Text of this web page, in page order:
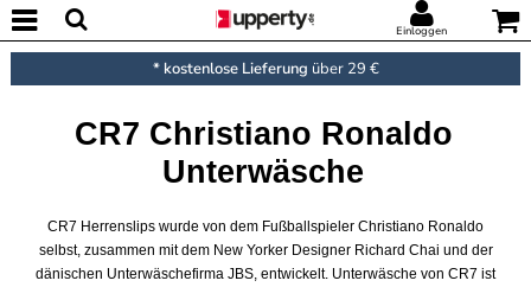
Einloggen
* kostenlose Lieferung über 29 €
CR7 Christiano Ronaldo
Unterwäsche
CR7 Herrenslips wurde von dem Fußballspieler Christiano Ronaldo
selbst, zusammen mit dem New Yorker Designer Richard Chai und der
dänischen Unterwäschefirma JBS, entwickelt. Unterwäsche von CR7 ist